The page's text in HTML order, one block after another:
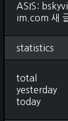
ASIS:
im.com 새
statistics
total
yesterday
today
야